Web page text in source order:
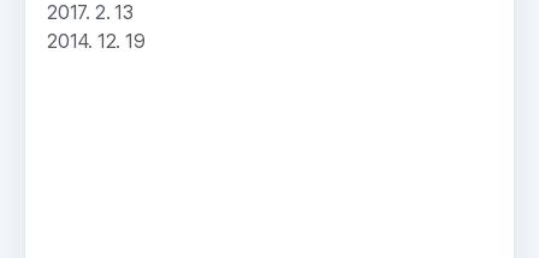
2017. 2. 13
2014. 12. 19